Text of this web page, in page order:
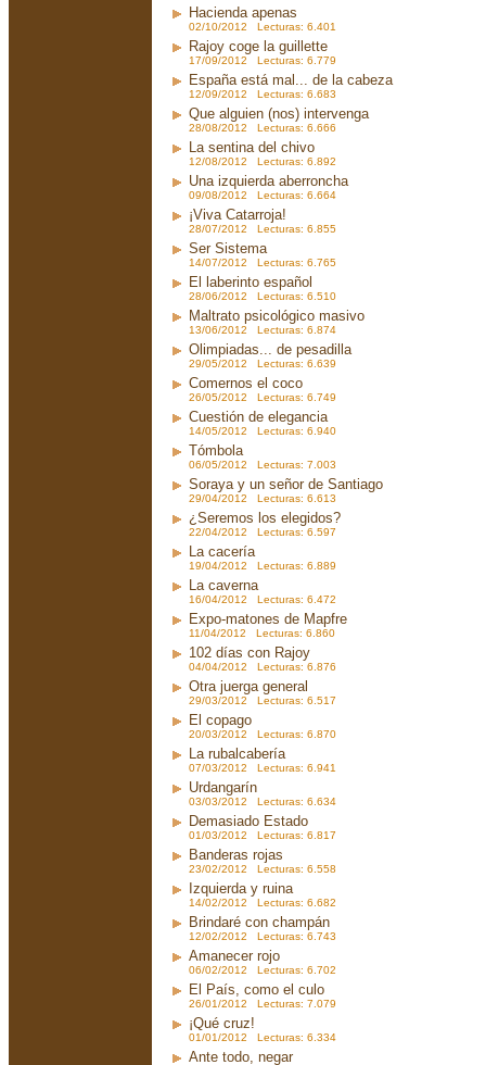
Hacienda apenas
02/10/2012 Lecturas: 6.401
Rajoy coge la guillette
17/09/2012 Lecturas: 6.779
España está mal... de la cabeza
12/09/2012 Lecturas: 6.683
Que alguien (nos) intervenga
28/08/2012 Lecturas: 6.666
La sentina del chivo
12/08/2012 Lecturas: 6.892
Una izquierda aberroncha
09/08/2012 Lecturas: 6.664
¡Viva Catarroja!
28/07/2012 Lecturas: 6.855
Ser Sistema
14/07/2012 Lecturas: 6.765
El laberinto español
28/06/2012 Lecturas: 6.510
Maltrato psicológico masivo
13/06/2012 Lecturas: 6.874
Olimpiadas... de pesadilla
29/05/2012 Lecturas: 6.639
Comernos el coco
26/05/2012 Lecturas: 6.749
Cuestión de elegancia
14/05/2012 Lecturas: 6.940
Tómbola
06/05/2012 Lecturas: 7.003
Soraya y un señor de Santiago
29/04/2012 Lecturas: 6.613
¿Seremos los elegidos?
22/04/2012 Lecturas: 6.597
La cacería
19/04/2012 Lecturas: 6.889
La caverna
16/04/2012 Lecturas: 6.472
Expo-matones de Mapfre
11/04/2012 Lecturas: 6.860
102 días con Rajoy
04/04/2012 Lecturas: 6.876
Otra juerga general
29/03/2012 Lecturas: 6.517
El copago
20/03/2012 Lecturas: 6.870
La rubalcabería
07/03/2012 Lecturas: 6.941
Urdangarín
03/03/2012 Lecturas: 6.634
Demasiado Estado
01/03/2012 Lecturas: 6.817
Banderas rojas
23/02/2012 Lecturas: 6.558
Izquierda y ruina
14/02/2012 Lecturas: 6.682
Brindaré con champán
12/02/2012 Lecturas: 6.743
Amanecer rojo
06/02/2012 Lecturas: 6.702
El País, como el culo
26/01/2012 Lecturas: 7.079
¡Qué cruz!
01/01/2012 Lecturas: 6.334
Ante todo, negar